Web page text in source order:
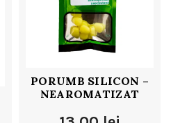
PORUMB SILICON –
NEAROMATIZAT